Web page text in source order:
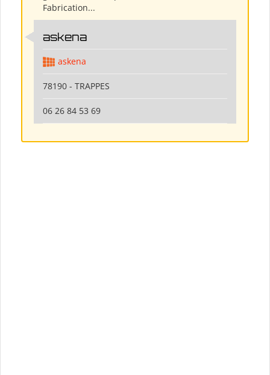
Fabrication...
askena
askena
78190 - TRAPPES
06 26 84 53 69